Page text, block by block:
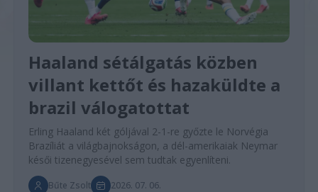
Haaland sétálgatás közben
villant kettőt és hazaküldte a
brazil válogatottat
Erling Haaland két góljával 2-1-re győzte le Norvégia
Brazíliát a világbajnokságon, a dél-amerikaiak Neymar
késői tizenegyesével sem tudtak egyenlíteni.
Bűte Zsolt 2026. 07. 06.